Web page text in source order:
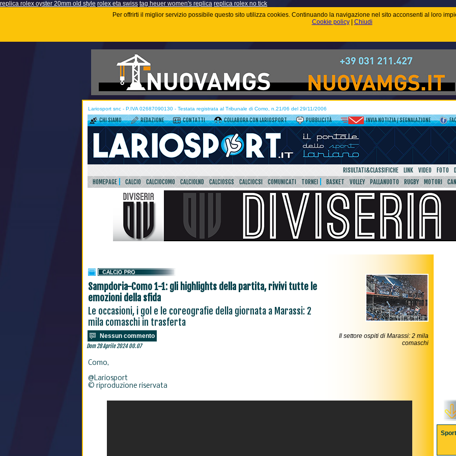
replica rolex oyster 20mm old style rolex eta swiss tag heuer women's replica replica rolex no tick
Per offrirti il miglior servizio possibile questo sito utilizza cookies. Continuando la navigazione nel sito acconsenti al loro
Cookie policy| Chiudi
Lariosport snc - P.IVA 02687090130 - Testata registrata al Tribunale di Como, n.21/06 del 29/11/2006
CHI SIAMO REDAZIONE CONTATTI COLLABORA CON LARIOSPORT PUBBLICITÀ INVIA NOTIZIA / SEGNALAZIONE
RISULTATI&CLASSIFICHE LINK VIDEO FOTO
HOMEPAGE
CALCIO CALCIOCOMO CALCIOLND CALCIOSGS CALCIOCSI COMUNICATI TORNEI BASKET VOLLEY PALLANUOTO RUGBY MOTORI
Sampdoria-Como 1-1: gli highlights della partita, rivivi tutte le
emozioni della sfida
Le occasioni, i gol e le coreografie della giornata a Marassi: 2
mila comaschi in trasferta
Nessun commento
Dom 28 Aprile 2024 00.07
Il settore ospiti di Marassi: 2 mila
comaschi
Como,
@Lariosport
© riproduzione riservata
Sport